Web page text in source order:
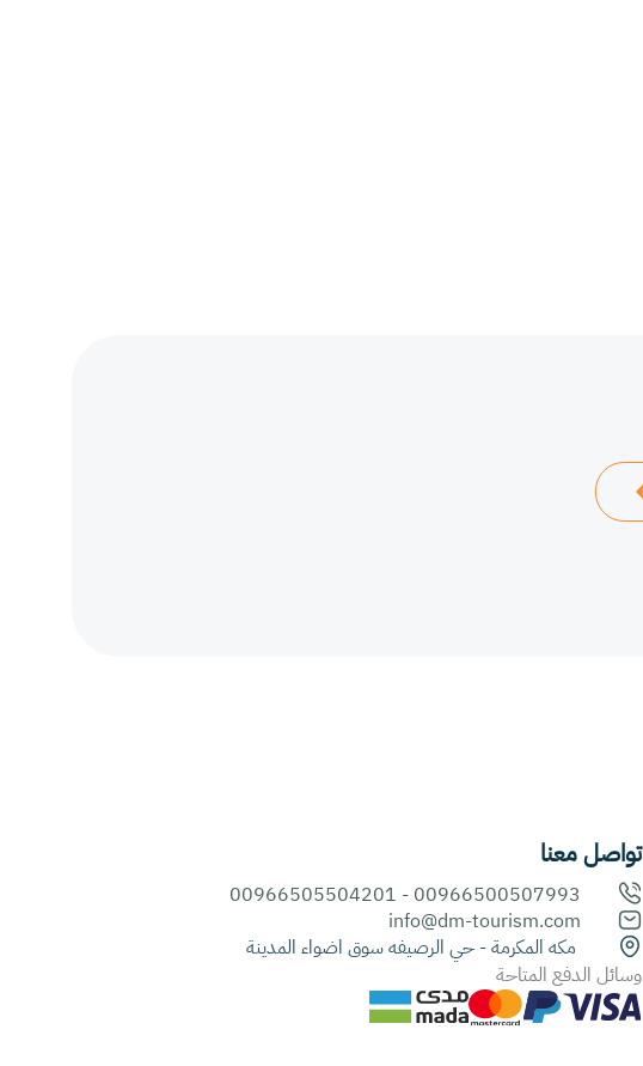
تواصل معنا
00966500507993 - 00966505504201
info@dm-tourism.com
مكه المكرمة - حي الرصيفه سوق اضواء المدينة
وسائل الدفع المتاحة